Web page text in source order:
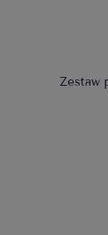
Zestaw